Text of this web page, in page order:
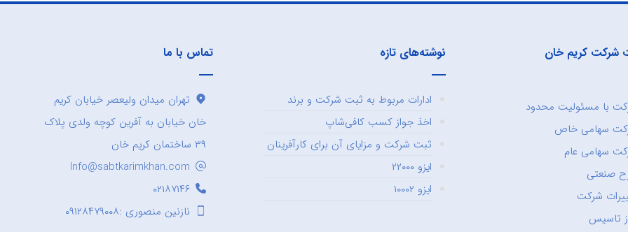
شرکت کریم خان
با مسئولیت محدود
سهامی خاص
سهامی عام
صنعتی
شرکت
تاسیس
نوشته‌های تازه
ادارات مربوط به ثبت شرکت و برند
اخذ جواز کسب کافی‌شاپ
ثبت شرکت و مزایای آن برای کارآفرینان
ایزو ۲۲۰۰۰
ایزو ۱۰۰۰۲
تماس با ما
تهران میدان ولیعصر خیابان کریم
خان خیابان به آفرین کوچه ولدی پلاک
۳۹ ساختمان کریم خان
Info@sabtkarimkhan.com
۰۲۱۸۷۱۴۶
نازنین منصوری :۰۹۱۲۸۴۷۹۰۰۸